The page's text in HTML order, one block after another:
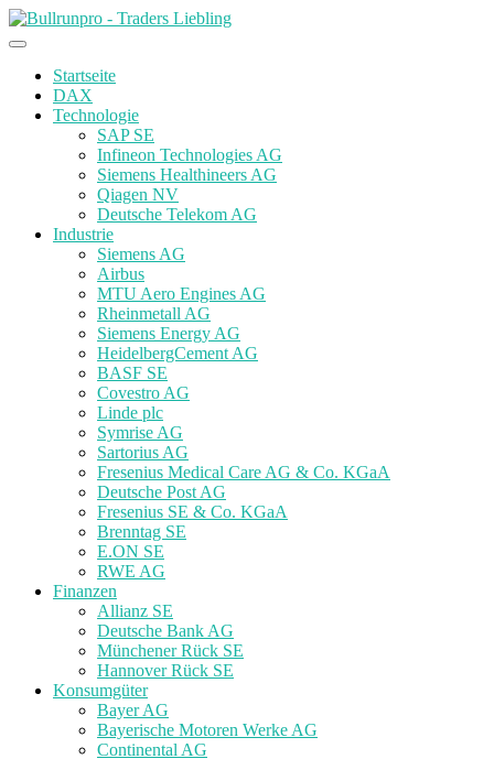
Startseite
DAX
Technologie
SAP SE
Infineon Technologies AG
Siemens Healthineers AG
Qiagen NV
Deutsche Telekom AG
Industrie
Siemens AG
Airbus
MTU Aero Engines AG
Rheinmetall AG
Siemens Energy AG
HeidelbergCement AG
BASF SE
Covestro AG
Linde plc
Symrise AG
Sartorius AG
Fresenius Medical Care AG & Co. KGaA
Deutsche Post AG
Fresenius SE & Co. KGaA
Brenntag SE
E.ON SE
RWE AG
Finanzen
Allianz SE
Deutsche Bank AG
Münchener Rück SE
Hannover Rück SE
Konsumgüter
Bayer AG
Bayerische Motoren Werke AG
Continental AG